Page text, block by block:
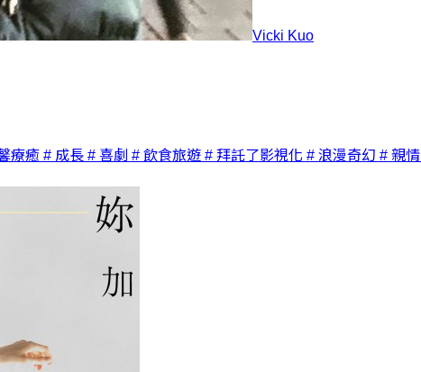
Vicki Kuo
療癒 # 成長 # 喜劇 # 飲食旅遊 # 拜託了影視化 # 浪漫奇幻 # 親情